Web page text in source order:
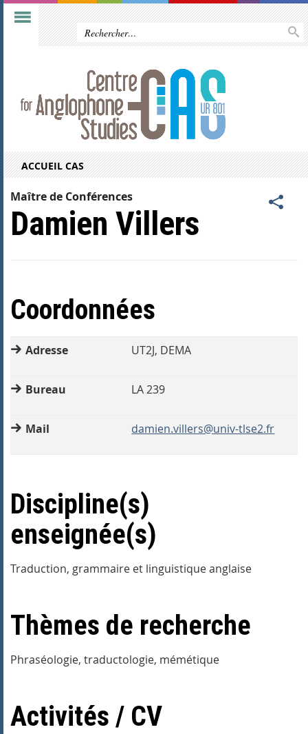
ACCUEIL CAS
Maître de Conférences
Damien Villers
Coordonnées
Adresse UT2J, DEMA
Bureau LA 239
Mail damien.villers@univ-tlse2.fr
Discipline(s)
enseignée(s)
Traduction, grammaire et linguistique anglaise
Thèmes de recherche
Phraséologie, traductologie, mémétique
Activités / CV